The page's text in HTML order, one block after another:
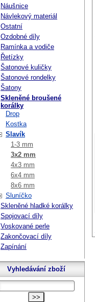
Náušnice
Návlekový materiál
Ostatní
Ozdobné díly
Ramínka a vodiče
Řetízky
Šatonové kuličky
Šatonové rondelky
Šatony
Skleněné broušené
korálky
Drop
Kostka
Slavík
1-3 mm
3x2 mm
4x3 mm
6x4 mm
8x6 mm
Sluníčko
Skleněné hladké korálky
Spojovací díly
Voskované perle
Zakončovací díly
Zapínání
Vyhledávání zboží